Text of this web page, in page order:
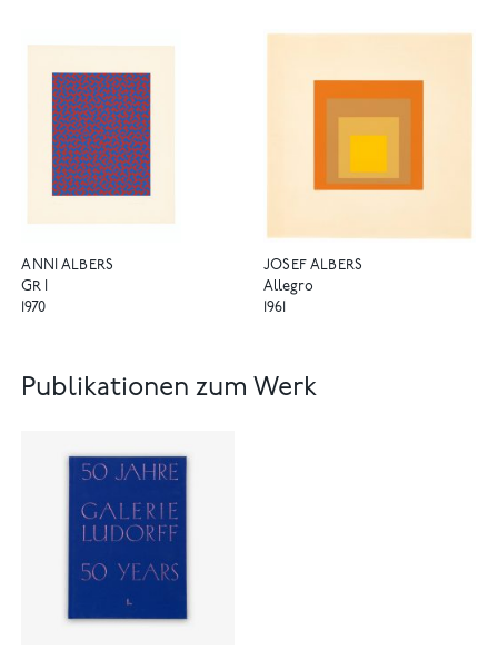
ANNI ALBERS
GR I
1970
JOSEF ALBERS
Allegro
1961
Publikationen zum Werk